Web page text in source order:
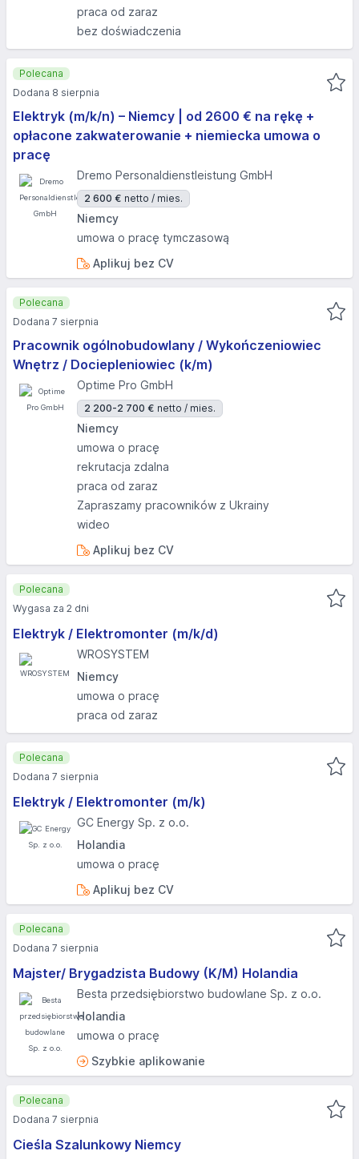
praca od zaraz
bez doświadczenia
Elektryk (m/k/n) – Niemcy | od 2600 € na rękę +
opłacone zakwaterowanie + niemiecka umowa o
pracę
Dremo Personaldienstleistung GmbH
2 600 € netto / mies.
Niemcy
umowa o pracę tymczasową
Aplikuj bez CV
Polecana
Dodana 8 sierpnia
Pracownik ogólnobudowlany / Wykończeniowiec
Wnętrz / Dociepleniowiec (k/m)
Optime Pro GmbH
2 200-2 700 € netto / mies.
Niemcy
umowa o pracę
rekrutacja zdalna
praca od zaraz
Zapraszamy pracowników z Ukrainy
wideo
Aplikuj bez CV
Polecana
Dodana 7 sierpnia
Elektryk / Elektromonter (m/k/d)
WROSYSTEM
Niemcy
umowa o pracę
praca od zaraz
Polecana
Wygasa za 2 dni
Elektryk / Elektromonter (m/k)
GC Energy Sp. z o.o.
Holandia
umowa o pracę
Aplikuj bez CV
Polecana
Dodana 7 sierpnia
Majster/ Brygadzista Budowy (K/M) Holandia
Besta przedsiębiorstwo budowlane Sp. z o.o.
Holandia
umowa o pracę
Szybkie aplikowanie
Polecana
Dodana 7 sierpnia
Cieśla Szalunkowy Niemcy
Polecana
Dodana 7 sierpnia